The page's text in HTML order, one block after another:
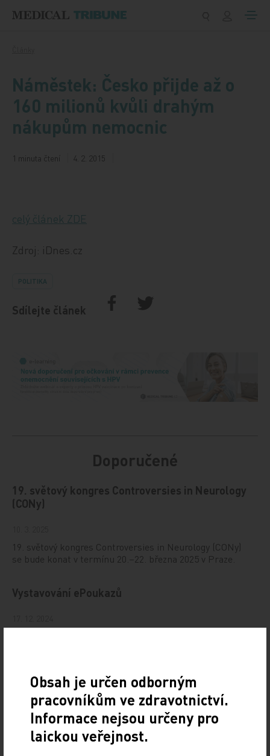
Náměstek: Česko přijde až o
160 milionů kvůli drahým
nákupům nemocnic
1 minuta čtení 4. 2. 2015
celý článek ZDE
Zdroj: iDnes.cz
POLITIKA
Sdílejte článek
Doporučené
19. světový kongres Controversies in Neurology
(CONy)
19. světový kongres Controversies in Neurology (CONy)
se bude konat v termínu 20.–22. března 2025 v Praze.
Vystavování ePoukazů
NUDZ nabízí kurs pro rodiče dětí s úzkostí
13. 12. 2024
Národní ústav duševního zdraví (NUDZ) připravil kurs
pro rodiče dětí s úzkostmi. Účast nabízí zdarma ve 14
Obsah je určen odborným
pracovníkům ve zdravotnictví.
Informace nejsou určeny pro
laickou veřejnost.